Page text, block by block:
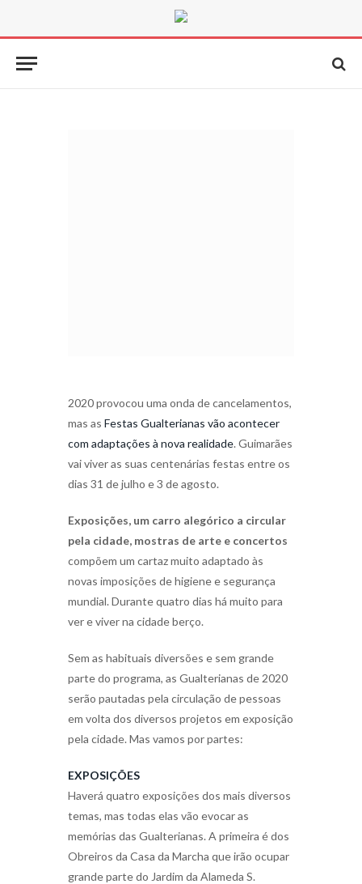
2020 provocou uma onda de cancelamentos,
mas as Festas Gualterianas vão acontecer
com adaptações à nova realidade. Guimarães
vai viver as suas centenárias festas entre os
dias 31 de julho e 3 de agosto.
Exposições, um carro alegórico a circular
pela cidade, mostras de arte e concertos
compõem um cartaz muito adaptado às
novas imposições de higiene e segurança
mundial. Durante quatro dias há muito para
ver e viver na cidade berço.
Sem as habituais diversões e sem grande
parte do programa, as Gualterianas de 2020
serão pautadas pela circulação de pessoas
em volta dos diversos projetos em exposição
pela cidade. Mas vamos por partes:
EXPOSIÇÕES
Haverá quatro exposições dos mais diversos
temas, mas todas elas vão evocar as
memórias das Gualterianas. A primeira é dos
Obreiros da Casa da Marcha que irão ocupar
grande parte do Jardim da Alameda S.